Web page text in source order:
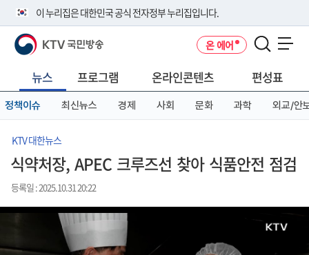
기
이 누리집은 대한민국 공식 전자정부 누리집입니다.
공식 누리집 주소 확인하기
니다.
이밖에 or.kr 또는 .kr등 다른 도메인 주소를 사용하고 있다면 아래 URL에
서 도메인 주소를 확인해 보세요
KTV 국민방송 온 에어
뉴스 프로그램 온라인콘텐츠 편성표
정책이슈 최신뉴스 경제 사회 문화 과학 외교/안
KTV 대한뉴스
식약처장, APEC 크루즈선 찾아 식품안전 점검
등록일 : 2025.10.31 20:22